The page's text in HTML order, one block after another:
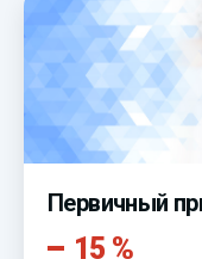
Первичный
15 %